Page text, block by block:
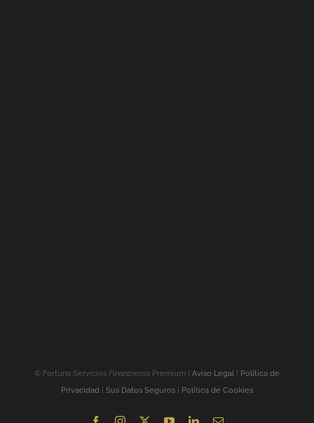
© Fortuna Servicios Financieros Premium | Aviso Legal
Política de
Privacidad
Sus Datos Seguros Política de Cookies
FacebookInstagram YouTubeLinkedInCorreo